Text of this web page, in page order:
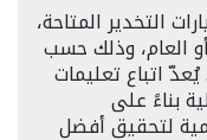
التخدير المتاحة،
العام، وذلك حسب
اتباع تعليمات
بناءً على
لتحقيق أفضل